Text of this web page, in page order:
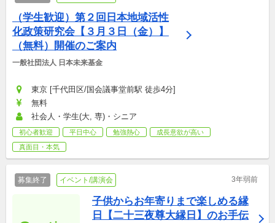
（学生歓迎）第２回日本地域活性
化政策研究会【３月３日（金）】
（無料）開催のご案内
一般社団法人 日本未来基金
東京 [千代田区/国会議事堂前駅 徒歩4分]
無料
社会人・学生(大, 専)・シニア
初心者歓迎 平日中心 勉強熱心
成長意欲が高い
真面目・本気
募集終了 イベント/講演会 3年弱前
子供からお年寄りまで楽しめる縁
日【二十三夜尊大縁日】のお手伝